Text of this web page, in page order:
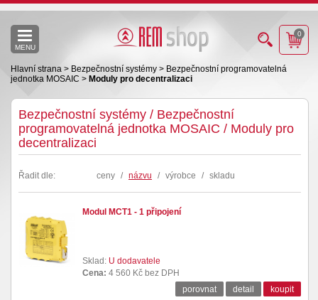
MENU
0
Hlavní strana > Bezpečnostní systémy > Bezpečnostní programovatelná
jednotka MOSAIC > Moduly pro decentralizaci
Bezpečnostní systémy / Bezpečnostní
programovatelná jednotka MOSAIC / Moduly pro
decentralizaci
Řadit dle: ceny / názvu / výrobce / skladu
Modul MCT1 - 1 připojení
Sklad: U dodavatele
Cena: 4 560 Kč bez DPH
porovnat
detail koupit